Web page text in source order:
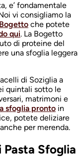
e’ fondamentale
vi consigliamo la
che potete
qui. La Bogetto
di proteine del
una sfoglia leggera
di Soziglia a
quintali sotto le
matrimoni e
sfoglia pronto in
potete deliziare
per merenda.
Sfoglia